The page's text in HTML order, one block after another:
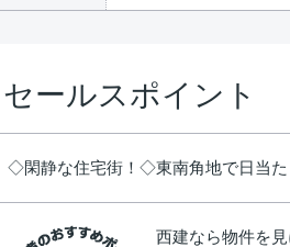
セールスポイント
◇閑静な住宅街！◇東南角地で日当た
西建なら物件を